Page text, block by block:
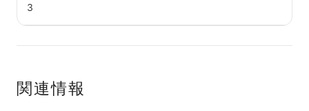
3
関連情報